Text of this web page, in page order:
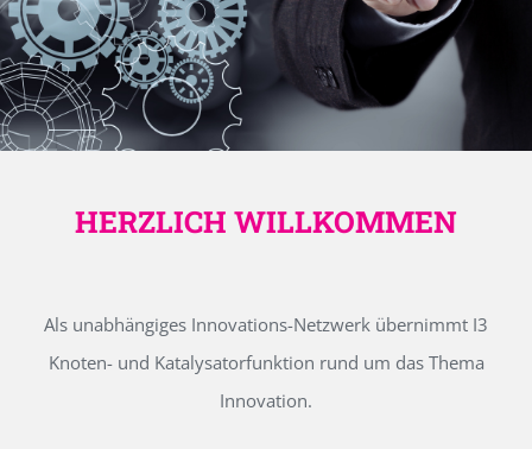
HERZLICH WILLKOMMEN
Als unabhängiges Innovations-Netzwerk übernimmt I3
Knoten- und Katalysatorfunktion rund um das Thema
Innovation.